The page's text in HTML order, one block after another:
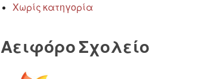
Χωρίς κατηγορία
Αειφόρο Σχολείο